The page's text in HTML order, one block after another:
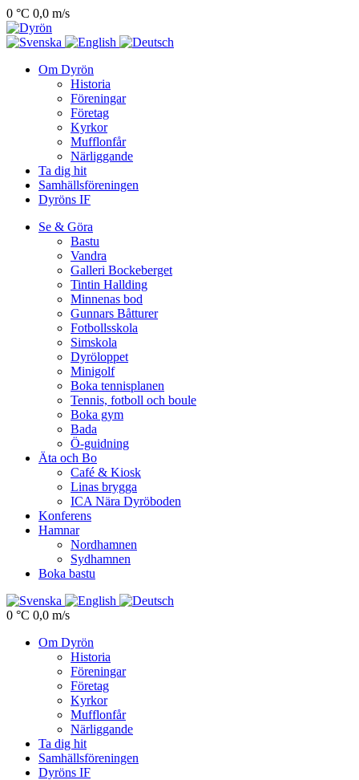
0 °C 0,0 m/s
Om Dyrön
Historia
Föreningar
Företag
Kyrkor
Mufflonfår
Närliggande
Ta dig hit
Samhällsföreningen
Dyröns IF
Se & Göra
Bastu
Vandra
Galleri Bockeberget
Tintin Hallding
Minnenas bod
Gunnars Båtturer
Fotbollsskola
Simskola
Dyröloppet
Minigolf
Boka tennisplanen
Tennis, fotboll och boule
Boka gym
Bada
Ö-guidning
Äta och Bo
Café & Kiosk
Linas brygga
ICA Nära Dyröboden
Konferens
Hamnar
Nordhamnen
Sydhamnen
Boka bastu
0 °C 0,0 m/s
Om Dyrön
Historia
Föreningar
Företag
Kyrkor
Mufflonfår
Närliggande
Ta dig hit
Samhällsföreningen
Dyröns IF